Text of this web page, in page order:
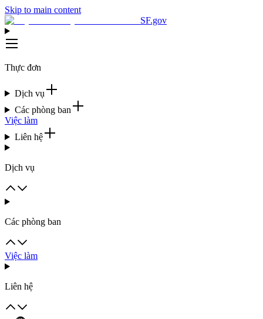
Skip to main content
SF.gov
Thực đơn
Dịch vụ
Các phòng ban
Việc làm
Liên hệ
Dịch vụ
Các phòng ban
Việc làm
Liên hệ